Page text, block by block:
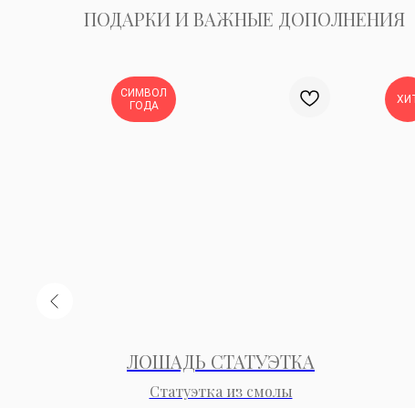
ПОДАРКИ И ВАЖНЫЕ ДОПОЛНЕНИЯ
СИМВОЛ
ГОДА
ЛОШАДЬ СТАТУЭТКА
Статуэтка из смолы